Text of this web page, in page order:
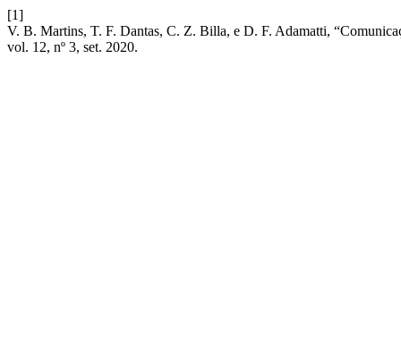
[1]
V. B. Martins, T. F. Dantas, C. Z. Billa, e D. F. Adamatti,
vol. 12, nº 3, set. 2020.